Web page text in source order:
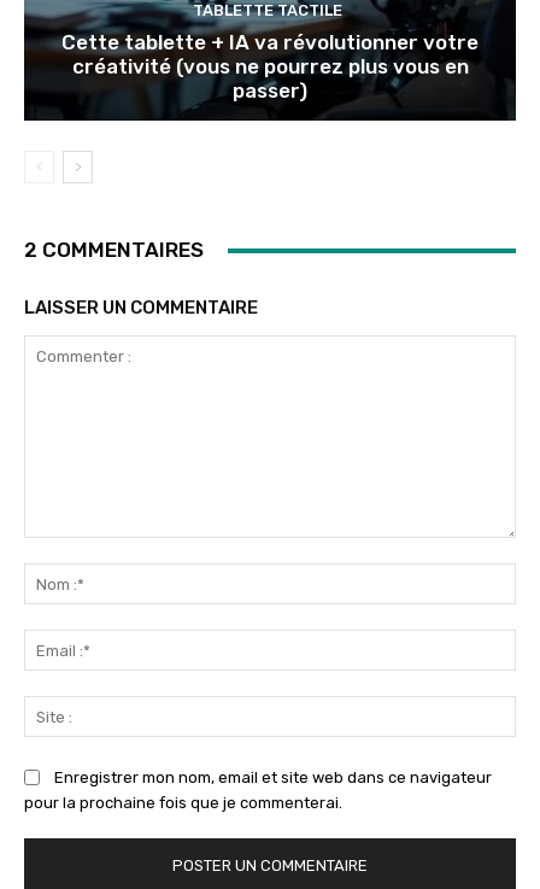
TABLETTE TACTILE
Cette tablette + IA va révolutionner votre
créativité (vous ne pourrez plus vous en
passer)
2 COMMENTAIRES
LAISSER UN COMMENTAIRE
:*
:*
:
Enregistrer mon nom, email et site web dans ce navigateur
pour la prochaine fois que je commenterai.